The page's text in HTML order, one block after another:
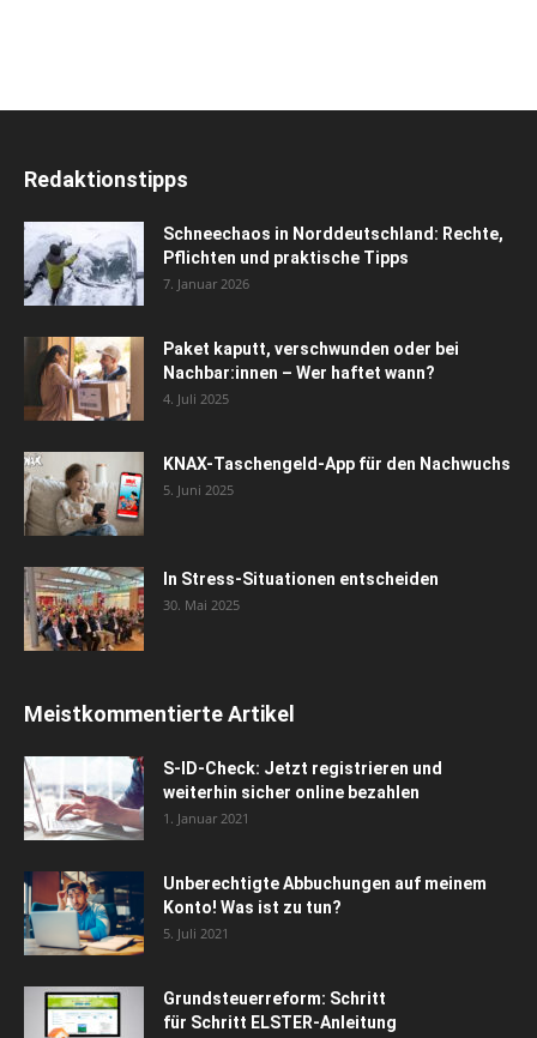
Redaktionstipps
Schneechaos in Norddeutschland: Rechte,
Pflichten und praktische Tipps
7. Januar 2026
Paket kaputt, verschwunden oder bei
Nachbar:innen – Wer haftet wann?
4. Juli 2025
KNAX-Taschengeld-App für den Nachwuchs
5. Juni 2025
In Stress-Situationen entscheiden
30. Mai 2025
Meistkommentierte Artikel
S-ID-Check: Jetzt registrieren und
weiterhin sicher online bezahlen
1. Januar 2021
Unberechtigte Abbuchungen auf meinem
Konto! Was ist zu tun?
5. Juli 2021
Grundsteuerreform: Schritt
für Schritt ELSTER-Anleitung